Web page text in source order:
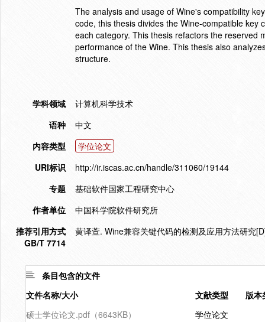
The analysis and usage of Wine's compatibility
code, this thesis divides the Wine-compatible
each category. This thesis refactors the reserved
performance of the Wine. This thesis also
structure.
学科领域
计算机科学技术
语种
中文
内容类型
学位论文
URI标识
http://ir.iscas.ac.cn/handle/311060/19144
专题
基础软件国家工程研究中心
作者单位
中国科学院软件研究所
推荐引用方式
GB/T 7714
黄译萱. Wine兼容关键代码的检测及应用方法研究
条目包含的文件
文件名称/大小
文献类型
版本
硕士学位论文.pdf（6643KB）
学位论文